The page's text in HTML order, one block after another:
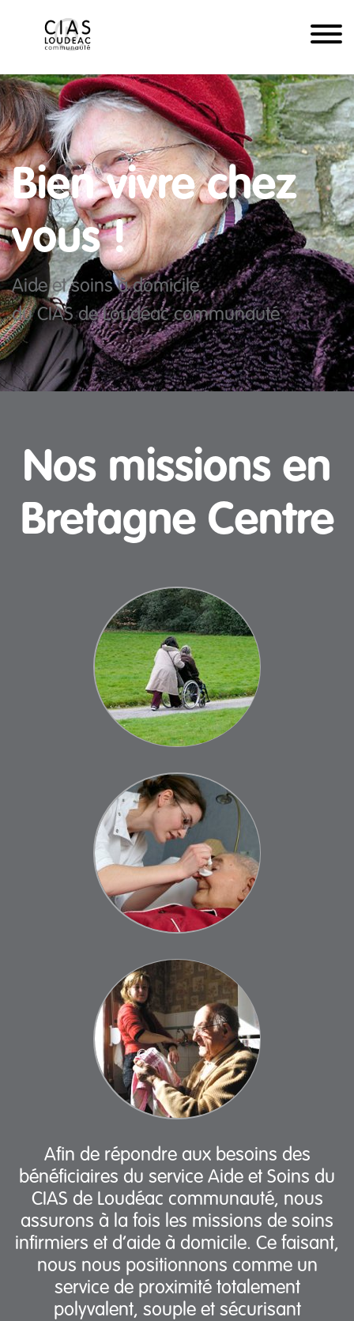
Bien vivre chez
vous !
Aide et soins à domicile
du CIAS de Loudéac communauté
Nos missions en
Bretagne Centre
Afin de répondre aux besoins des
bénéficiaires du service Aide et Soins du
CIAS de Loudéac communauté, nous
assurons à la fois les missions de soins
infirmiers et d’aide à domicile. Ce faisant,
nous nous positionnons comme un
service de proximité totalement
polyvalent, souple et sécurisant